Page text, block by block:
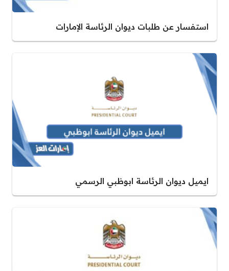
استفسار عن طلبات ديوان الرئاسة الإمارات
ايميل ديوان الرئاسة ابوظبي الرسمي